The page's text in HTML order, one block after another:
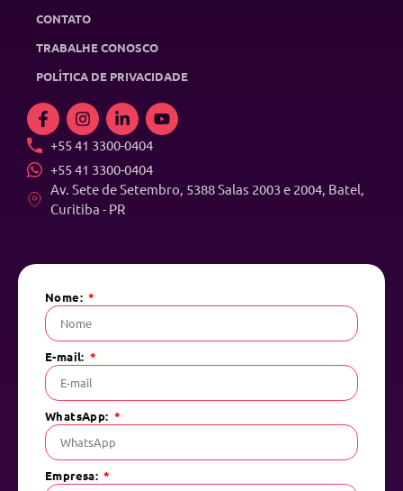
CONTATO
TRABALHE CONOSCO
POLÍTICA DE PRIVACIDADE
+55 41 3300-0404
+55 41 3300-0404
Av. Sete de Setembro, 5388 Salas 2003 e 2004, Batel,
Curitiba - PR
Nome:
E-mail:
WhatsApp:
Empresa: